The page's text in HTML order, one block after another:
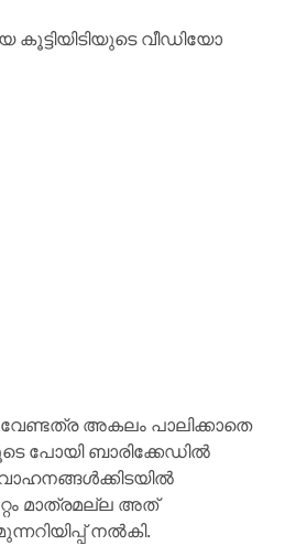
വീഡിയോ
അകലം പാലിക്കാതെ
പോയി ബാരിക്കേഡിൽ
മാത്രമല്ല അത്
നൽകി.